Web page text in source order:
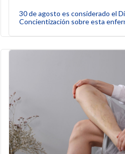
30 de agosto es considerado el
Concientización sobre esta